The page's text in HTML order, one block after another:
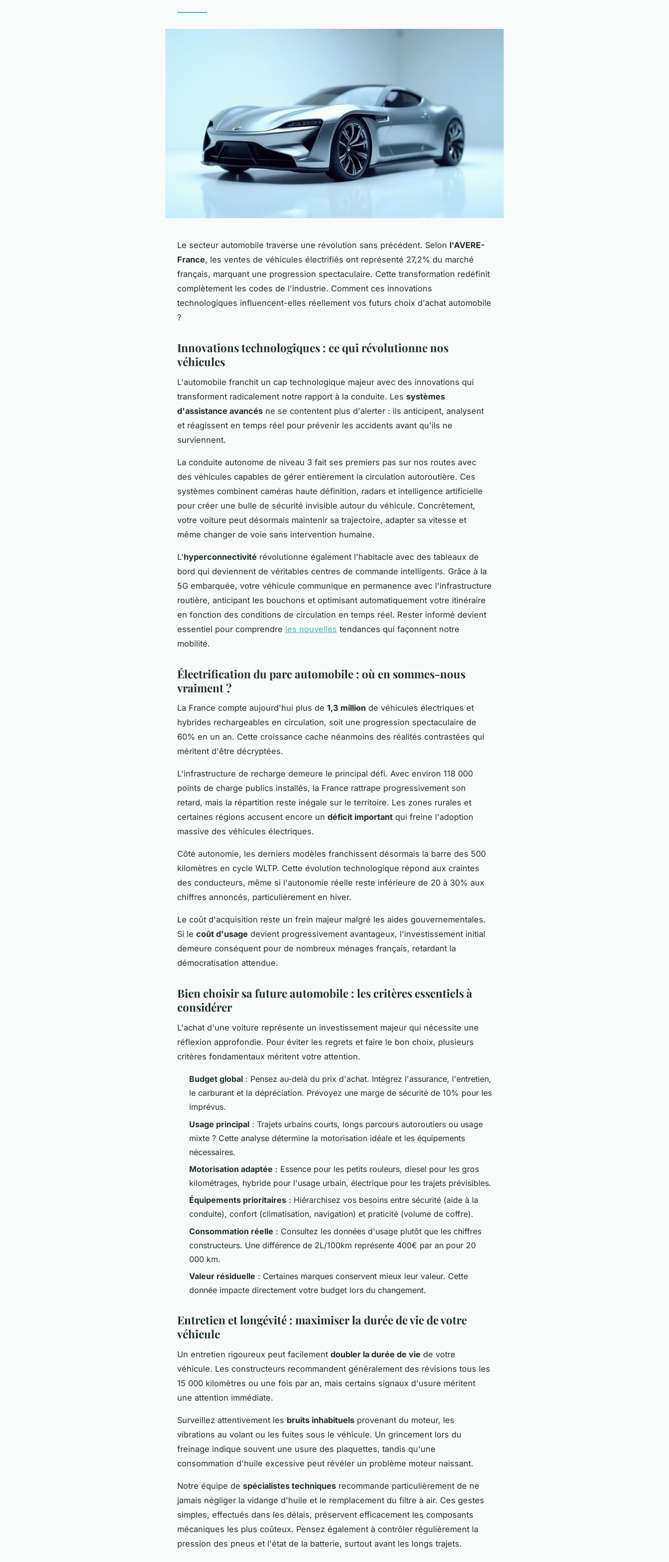
Le secteur automobile traverse une révolution sans précédent. Selon l'AVERE-
France, les ventes de véhicules électrifiés ont représenté 27,2% du marché
français, marquant une progression spectaculaire. Cette transformation redéfinit
complètement les codes de l'industrie. Comment ces innovations
technologiques influencent-elles réellement vos futurs choix d'achat automobile
?
Innovations technologiques : ce qui révolutionne nos
véhicules
L'automobile franchit un cap technologique majeur avec des innovations qui
transforment radicalement notre rapport à la conduite. Les systèmes
d'assistance avancés ne se contentent plus d'alerter : ils anticipent, analysent
et réagissent en temps réel pour prévenir les accidents avant qu'ils ne
surviennent.
La conduite autonome de niveau 3 fait ses premiers pas sur nos routes avec
des véhicules capables de gérer entièrement la circulation autoroutière. Ces
systèmes combinent caméras haute définition, radars et intelligence artificielle
pour créer une bulle de sécurité invisible autour du véhicule. Concrètement,
votre voiture peut désormais maintenir sa trajectoire, adapter sa vitesse et
même changer de voie sans intervention humaine.
L'hyperconnectivité révolutionne également l'habitacle avec des tableaux de
bord qui deviennent de véritables centres de commande intelligents. Grâce à la
5G embarquée, votre véhicule communique en permanence avec l'infrastructure
routière, anticipant les bouchons et optimisant automatiquement votre itinéraire
en fonction des conditions de circulation en temps réel. Rester informé devient
essentiel pour comprendre les nouvelles tendances qui façonnent notre
mobilité.
Électrification du parc automobile : où en sommes-nous
vraiment ?
La France compte aujourd'hui plus de 1,3 million de véhicules électriques et
hybrides rechargeables en circulation, soit une progression spectaculaire de
60% en un an. Cette croissance cache néanmoins des réalités contrastées qui
méritent d'être décryptées.
L'infrastructure de recharge demeure le principal défi. Avec environ 118 000
points de charge publics installés, la France rattrape progressivement son
retard, mais la répartition reste inégale sur le territoire. Les zones rurales et
certaines régions accusent encore un déficit important qui freine l'adoption
massive des véhicules électriques.
Côté autonomie, les derniers modèles franchissent désormais la barre des 500
kilomètres en cycle WLTP. Cette évolution technologique répond aux craintes
des conducteurs, même si l'autonomie réelle reste inférieure de 20 à 30% aux
chiffres annoncés, particulièrement en hiver.
Le coût d'acquisition reste un frein majeur malgré les aides gouvernementales.
Si le coût d'usage devient progressivement avantageux, l'investissement initial
demeure conséquent pour de nombreux ménages français, retardant la
démocratisation attendue.
Bien choisir sa future automobile : les critères essentiels à
considérer
L'achat d'une voiture représente un investissement majeur qui nécessite une
réflexion approfondie. Pour éviter les regrets et faire le bon choix, plusieurs
critères fondamentaux méritent votre attention.
Budget global : Pensez au-delà du prix d'achat. Intégrez l'assurance, l'entretien,
le carburant et la dépréciation. Prévoyez une marge de sécurité de 10% pour les
imprévus.
Usage principal : Trajets urbains courts, longs parcours autoroutiers ou usage
mixte ? Cette analyse détermine la motorisation idéale et les équipements
nécessaires.
Motorisation adaptée : Essence pour les petits rouleurs, diesel pour les gros
kilométrages, hybride pour l'usage urbain, électrique pour les trajets prévisibles.
Équipements prioritaires : Hiérarchisez vos besoins entre sécurité (aide à la
conduite), confort (climatisation, navigation) et praticité (volume de coffre).
Consommation réelle : Consultez les données d'usage plutôt que les chiffres
constructeurs. Une différence de 2L/100km représente 400€ par an pour 20
000 km.
Valeur résiduelle : Certaines marques conservent mieux leur valeur. Cette
donnée impacte directement votre budget lors du changement.
Entretien et longévité : maximiser la durée de vie de votre
véhicule
Un entretien rigoureux peut facilement doubler la durée de vie de votre
véhicule. Les constructeurs recommandent généralement des révisions tous les
15 000 kilomètres ou une fois par an, mais certains signaux d'usure méritent
une attention immédiate.
Surveillez attentivement les bruits inhabituels provenant du moteur, les
vibrations au volant ou les fuites sous le véhicule. Un grincement lors du
freinage indique souvent une usure des plaquettes, tandis qu'une
consommation d'huile excessive peut révéler un problème moteur naissant.
Notre équipe de spécialistes techniques recommande particulièrement de ne
jamais négliger la vidange d'huile et le remplacement du filtre à air. Ces gestes
simples, effectués dans les délais, préservent efficacement les composants
mécaniques les plus coûteux. Pensez également à contrôler régulièrement la
pression des pneus et l'état de la batterie, surtout avant les longs trajets.